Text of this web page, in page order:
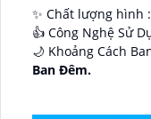
✨ Chất lượng hình :
Ban Ðêm.